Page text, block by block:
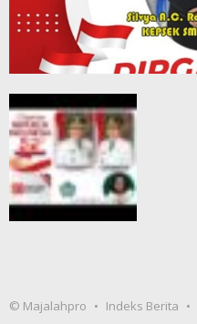
© Majalahpro Indeks Berita